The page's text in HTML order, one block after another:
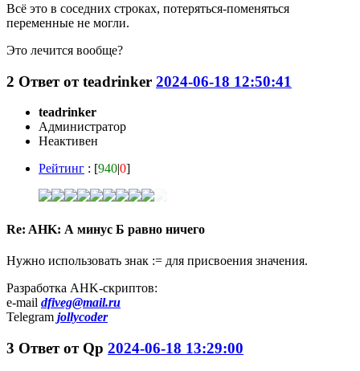
Всё это в соседних строках, потеряться-поменяться
переменные не могли.
Это лечится вообще?
2 Ответ отteadrinker 2024-06-18 12:50:41
teadrinker
Администратор
Неактивен
Рейтинг : [940|0]
Re: AHK: А минус Б равно ничего
Нужно использовать знак := для присвоения значения.
Разработка AHK-скриптов:
e-mail dfiveg@mail.ru
Telegram jollycoder
3 Ответ от Qp 2024-06-18 13:29:00